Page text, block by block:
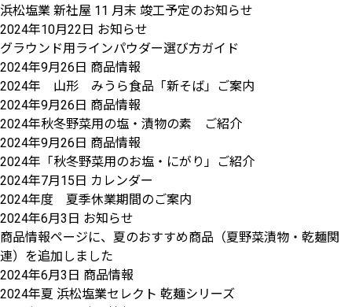
浜松塩業 新社屋 11 月末 竣工予定のお知らせ
2024年10月22日 お知らせ
グラウンド用ラインパウダー選び方ガイド
2024年9月26日 商品情報
2024年 山形 みうら食品「新そば」ご案内
2024年9月26日 商品情報
2024年秋冬野菜用の塩・漬物の素 ご紹介
2024年9月26日 商品情報
2024年「秋冬野菜用のお塩・にがり」ご紹介
2024年7月15日 カレンダー
2024年度 夏季休業期間のご案内
2024年6月3日 お知らせ
商品情報ページに、夏のおすすめ商品（夏野菜漬物・乾麺関
連）を追加しました
2024年6月3日 商品情報
2024年夏 浜松塩業セレクト 乾麺シリーズ